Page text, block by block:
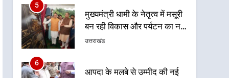
5
मुख्यमंत्री धामी के नेतृत्व में मसूरी
बन रही विकास और पर्यटन का नया
केंद्र
उत्तराखंड
6
आपदा के मलबे से उम्मीद की नई